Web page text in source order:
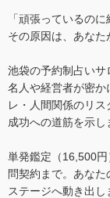
「頑張っているのに
その原因は、あなた
池袋の予約制占い
名人や経営者が密
レ・人間関係のリ
成功への道筋を示し
単発鑑定（16,500
問契約まで。あな
ステージへ動き出し